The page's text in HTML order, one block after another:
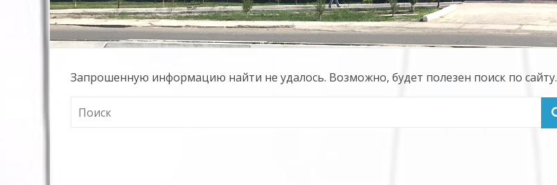
Запрошенную информацию найти не удалось. Возможно, будет полезен поиск по сайту.